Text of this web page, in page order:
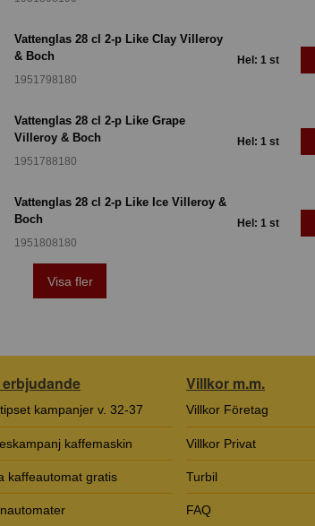
Vattenglas 28 cl 2-p Like Clay Villeroy
& Boch
1951798180
Hel: 1 st
Vattenglas 28 cl 2-p Like Grape
Villeroy & Boch
1951788180
Hel: 1 st
Vattenglas 28 cl 2-p Like Ice Villeroy &
Boch
1951808180
Hel: 1 st
Visa fler
kampanjer v. 32-37
kaffemaskin
kaffeautomat gratis
Villkor m.m.
Villkor Företag
Villkor Privat
Turbil
FAQ